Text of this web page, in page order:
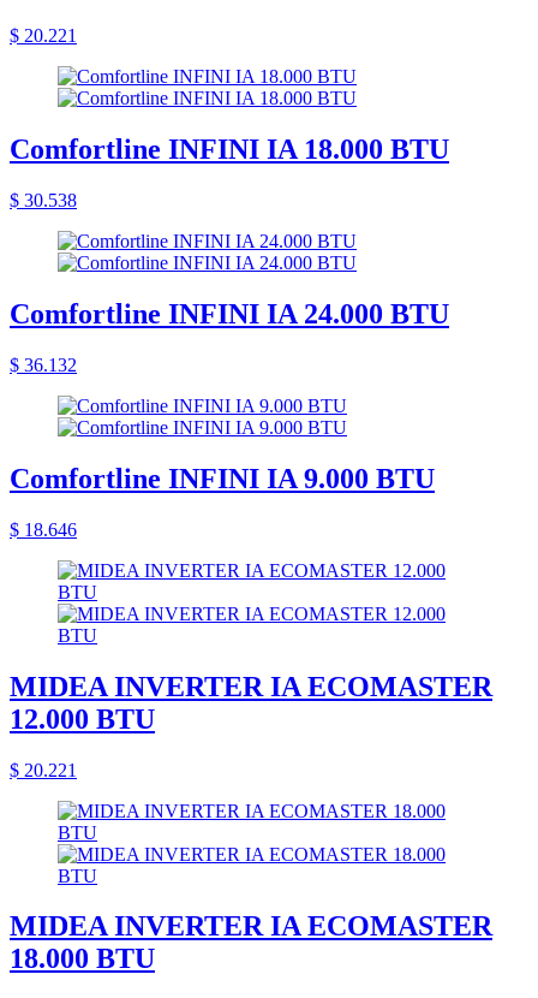
$ 20.221
Comfortline INFINI IA 18.000 BTU
$ 30.538
Comfortline INFINI IA 24.000 BTU
$ 36.132
Comfortline INFINI IA 9.000 BTU
$ 18.646
MIDEA INVERTER IA ECOMASTER
12.000 BTU
$ 20.221
MIDEA INVERTER IA ECOMASTER
18.000 BTU